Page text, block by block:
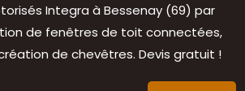
Integra à Bessenay (69) par
de fenêtres de toit connectées,
de chevêtres. Devis gratuit !